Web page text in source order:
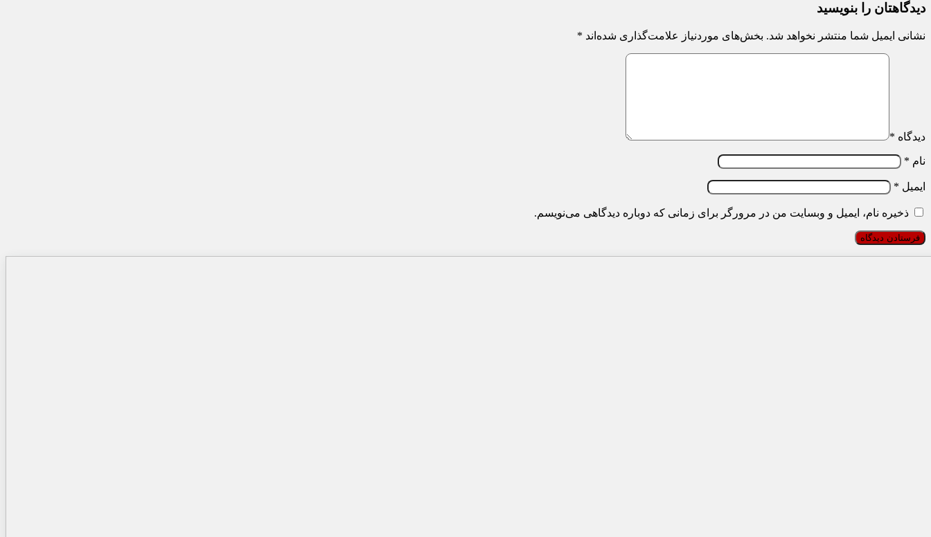
دیدگاهتان را بنویسید
نشانی ایمیل شما منتشر نخواهد شد. بخش‌های موردنیاز علامت‌گذاری شده‌اند *
دیدگاه *
نام *
ایمیل *
ذخیره نام، ایمیل و وبسایت من در مرورگر برای زمانی که دوباره دیدگاهی می‌نویسم.